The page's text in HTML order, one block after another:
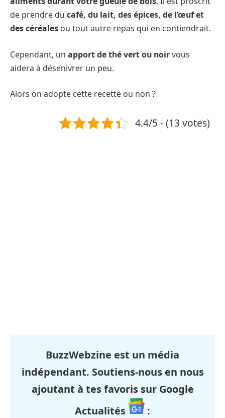
de prendre du café, du lait, des épices, de l’œuf et
des céréales ou tout autre repas qui en contiendrait.
Cependant, un apport de thé vert ou noirvous
aidera à désenivrer un peu.
Alors on adopte cette recette ou non ?
4.4/5 - (13 votes)
BuzzWebzine est un média
indépendant. Soutiens-nous en nous
ajoutant à tes favoris sur Google
Actualités
: